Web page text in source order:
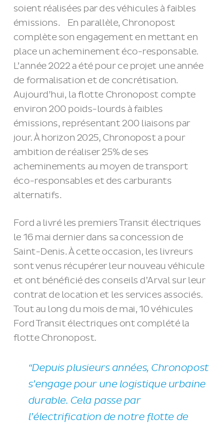
soient réalisées par des véhicules à faibles
émissions. En parallèle, Chronopost
complète son engagement en mettant en
place un acheminement éco-responsable.
L’année 2022 a été pour ce projet une année
de formalisation et de concrétisation.
Aujourd’hui, la flotte Chronopost compte
environ 200 poids-lourds à faibles
émissions, représentant 200 liaisons par
jour. À horizon 2025, Chronopost a pour
ambition de réaliser 25% de ses
acheminements au moyen de transport
éco-responsables et des carburants
alternatifs.
Ford a livré les premiers Transit électriques
le 16 mai dernier dans sa concession de
Saint-Denis. À cette occasion, les livreurs
sont venus récupérer leur nouveau véhicule
et ont bénéficié des conseils d’Arval sur leur
contrat de location et les services associés.
Tout au long du mois de mai, 10 véhicules
Ford Transit électriques ont complété la
flotte Chronopost.
“Depuis plusieurs années, Chronopost
s’engage pour une logistique urbaine
durable. Cela passe par
l’électrification de notre flotte de